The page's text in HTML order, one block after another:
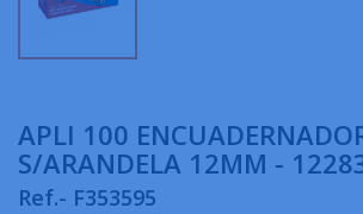
APLI 100
S/ARANDELA 12MM -
Ref.- F353595